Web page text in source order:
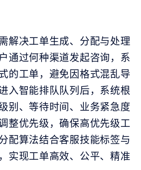
解决工单生成、分配与处理
通过何种渠道发起咨询，系
的工单，避免因格式混乱导
入智能排队队列后，系统根
别、等待时间、业务紧急度
整优先级，确保高优先级工
配算法结合客服技能标签与
实现工单高效、公平、精准